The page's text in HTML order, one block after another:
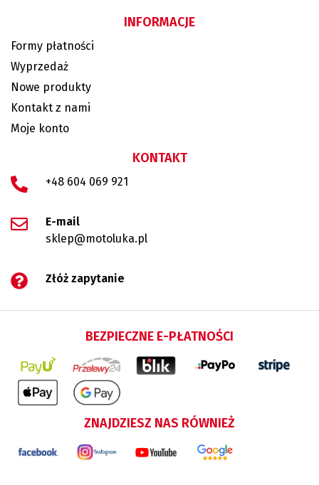
INFORMACJE
Formy płatności
Wyprzedaż
Nowe produkty
Kontakt z nami
Moje konto
KONTAKT
+48 604 069 921
E-mail
sklep@motoluka.pl
Złóż zapytanie
BEZPIECZNE E-PŁATNOŚCI
ZNAJDZIESZ NAS RÓWNIEŻ